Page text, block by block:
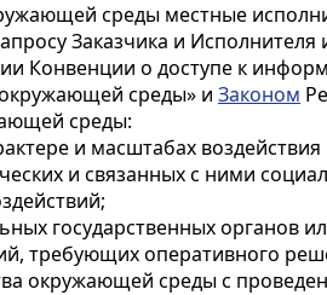
среды местные
Заказчика и
Конвенции о доступе к
среды» и Законом
среды:
и масштабах
и связанных с ними
государственных органов
требующих оперативного
окружающей среды с